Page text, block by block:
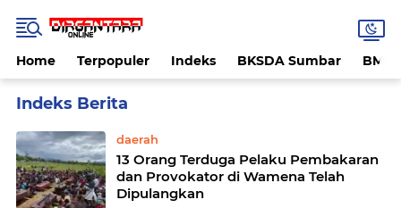
Home Terpopuler Indeks BKSDA Sumbar
daerah
13 Orang Terduga Pelaku Pembakaran
dan Provokator di Wamena Telah
Dipulangkan